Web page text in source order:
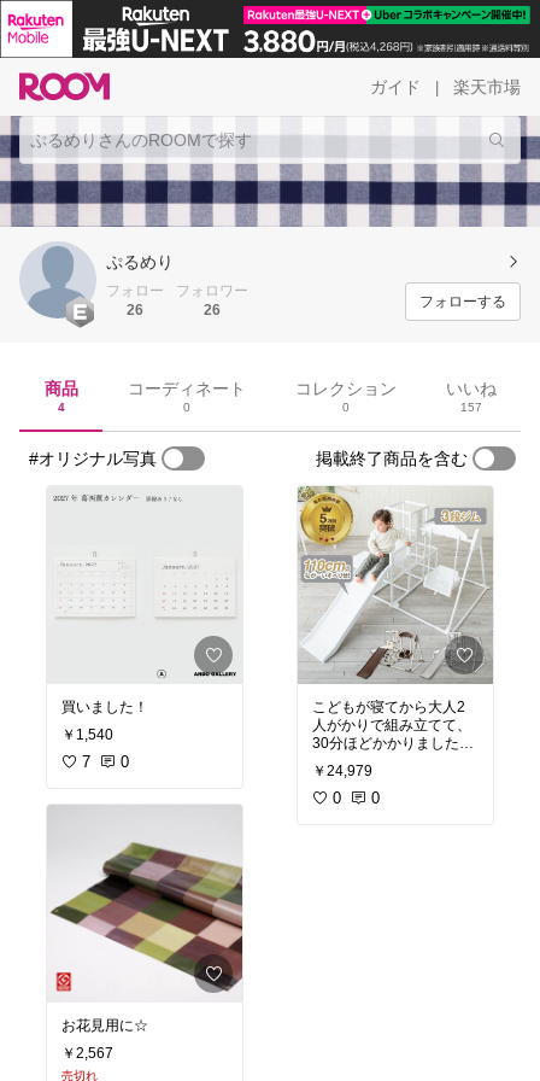
ガイド 楽天市場
ぷるめり
フォロー
26
フォロワー
26
フォローする
商品
4
コーディネート
0
コレクション
0
いいね
157
#オリジナル写真 掲載終了商品を含む
買いました！
￥1,540
7 0
お花見用に☆
￥2,567
売切れ
こどもが寝てから大人2
人がかりで組み立てて、
30分ほどかかりました。
商品の色が部屋に馴染み
すぎて、認識しづらいの
か、滑り台の縁に何度も
￥24,979
0 0